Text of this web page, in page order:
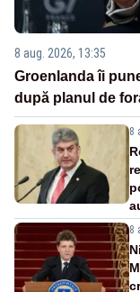
8 aug. 2026, 13:35
Groenlanda îi
după planul de
8
8